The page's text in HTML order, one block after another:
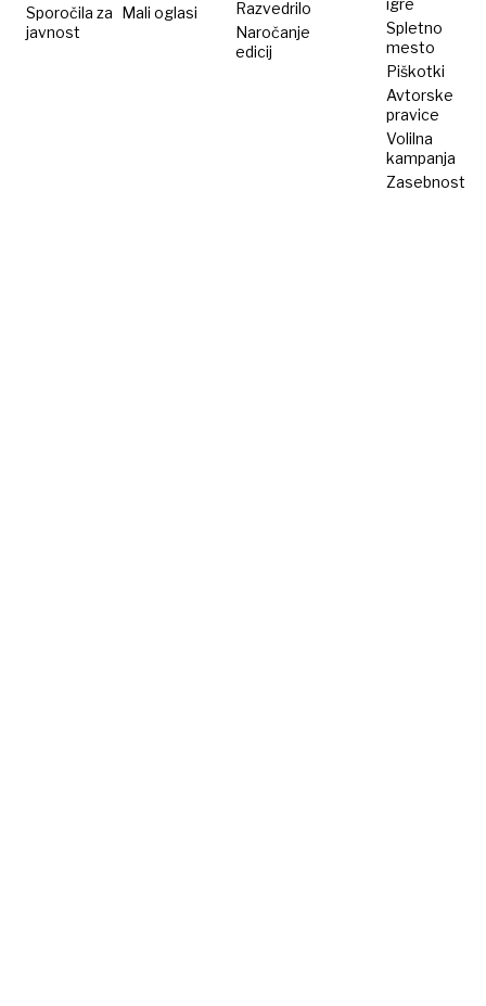
Sporočila za
javnost
Mali oglasi
Razvedrilo
Naročanje
edicij
igre
Spletno
mesto
Piškotki
Avtorske
pravice
Volilna
kampanja
Zasebnost